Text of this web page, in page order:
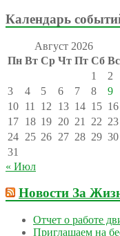
Календарь
Август 2026
Пн Вт Ср Чт Пт Сб Вс
1
2
3
4 5 6 7 8
9
10 11 12 13 14 15 16
17 18 19 20 21 22 23
24 25 26 27 28 29 30
31
« Июл
Новости За
Отчет о работе
Приглашаем на